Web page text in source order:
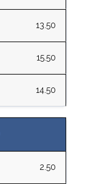
13.50
15.50
14.50
2.50